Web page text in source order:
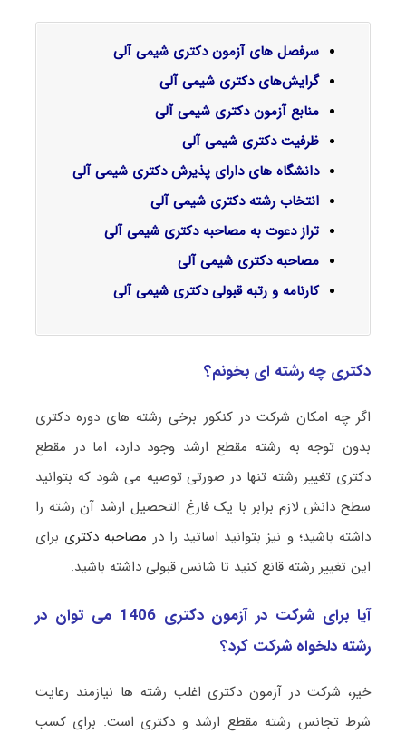
سرفصل‌ های آزمون دکتری شیمی آلی
گرایش‌های دکتری شیمی آلی
منابع آزمون دکتری شیمی آلی
ظرفیت دکتری شیمی آلی
دانشگاه های دارای پذیرش دکتری شیمی آلی
انتخاب رشته دکتری شیمی آلی
تراز دعوت به مصاحبه دکتری شیمی آلی
مصاحبه دکتری شیمی آلی
کارنامه و رتبه قبولی دکتری شیمی آلی
دکتری چه رشته ای بخونم؟
اگر چه امکان شرکت در کنکور برخی رشته های دوره دکتری
بدون توجه به رشته مقطع ارشد وجود دارد، اما در مقطع
دکتری تغییر رشته تنها در صورتی توصیه می شود که بتوانید
سطح دانش لازم برابر با یک فارغ التحصیل ارشد آن رشته را
داشته باشید؛ و نیز بتوانید اساتید را در مصاحبه دکتری برای
این تغییر رشته قانع کنید تا شانس قبولی داشته باشید.
آیا برای شرکت در آزمون دکتری 1406 می توان در
رشته دلخواه شرکت کرد؟
خیر، شرکت در آزمون دکتری اغلب رشته ها نیازمند رعایت
شرط تجانس رشته مقطع ارشد و دکتری است. برای کسب